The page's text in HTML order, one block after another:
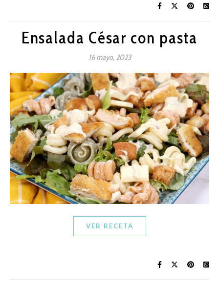
Ensalada César con pasta
16 mayo, 2023
VER RECETA